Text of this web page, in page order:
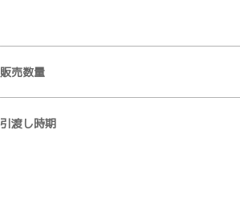
販売数量
引渡し時期